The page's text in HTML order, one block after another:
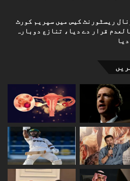
ریسٹورنٹ کیس میں سپریم کورٹ
کالعدم قرار دے دیا، تنازع دوبارہ